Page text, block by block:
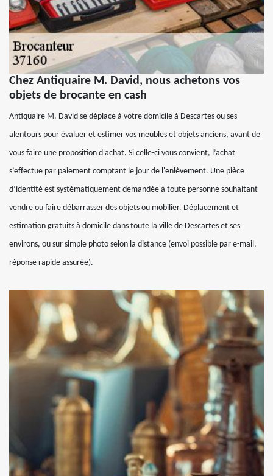
Chez Antiquaire M. David, nous achetons vos
objets de brocante en cash
Antiquaire M. David se déplace à votre domicile à Descartes ou ses
alentours pour évaluer et estimer vos meubles et objets anciens, avant de
vous faire une proposition d'achat. Si celle-ci vous convient, l’achat
s’effectue par paiement comptant le jour de l'enlèvement. Une pièce
d’identité est systématiquement demandée à toute personne souhaitant
vendre ou faire débarrasser des objets ou mobilier. Déplacement et
estimation gratuits à domicile dans toute la ville de Descartes et ses
environs, ou sur simple photo selon la distance (envoi possible par e-mail,
réponse rapide assurée).